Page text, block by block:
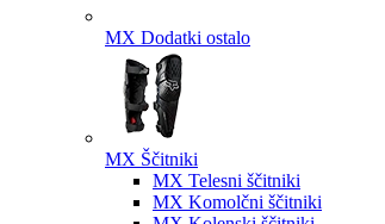
MX Dodatki ostalo
MX Ščitniki
MX Telesni ščitniki
MX Komolčni ščitniki